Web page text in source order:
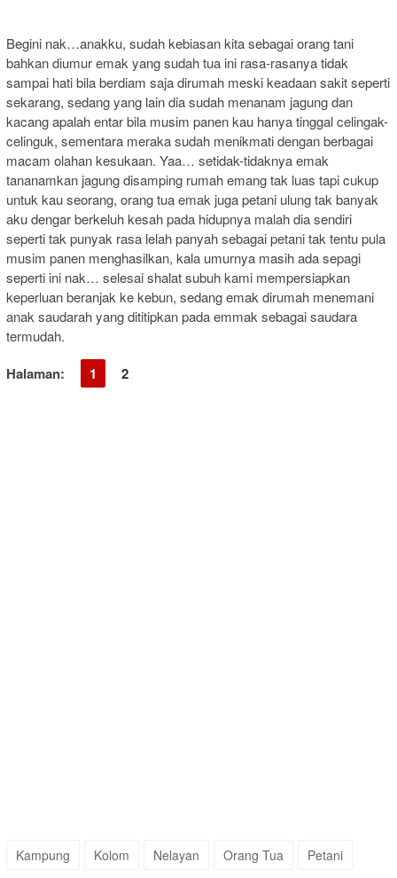
Begini nak…anakku, sudah kebiasan kita sebagai orang tani
bahkan diumur emak yang sudah tua ini rasa-rasanya tidak
sampai hati bila berdiam saja dirumah meski keadaan sakit seperti
sekarang, sedang yang lain dia sudah menanam jagung dan
kacang apalah entar bila musim panen kau hanya tinggal celingak-
celinguk, sementara meraka sudah menikmati dengan berbagai
macam olahan kesukaan. Yaa… setidak-tidaknya emak
tananamkan jagung disamping rumah emang tak luas tapi cukup
untuk kau seorang, orang tua emak juga petani ulung tak banyak
aku dengar berkeluh kesah pada hidupnya malah dia sendiri
seperti tak punyak rasa lelah panyah sebagai petani tak tentu pula
musim panen menghasilkan, kala umurnya masih ada sepagi
seperti ini nak… selesai shalat subuh kami mempersiapkan
keperluan beranjak ke kebun, sedang emak dirumah menemani
anak saudarah yang dititipkan pada emmak sebagai saudara
termudah.
Halaman: 1 2
Kampung Kolom Nelayan Orang Tua Petani